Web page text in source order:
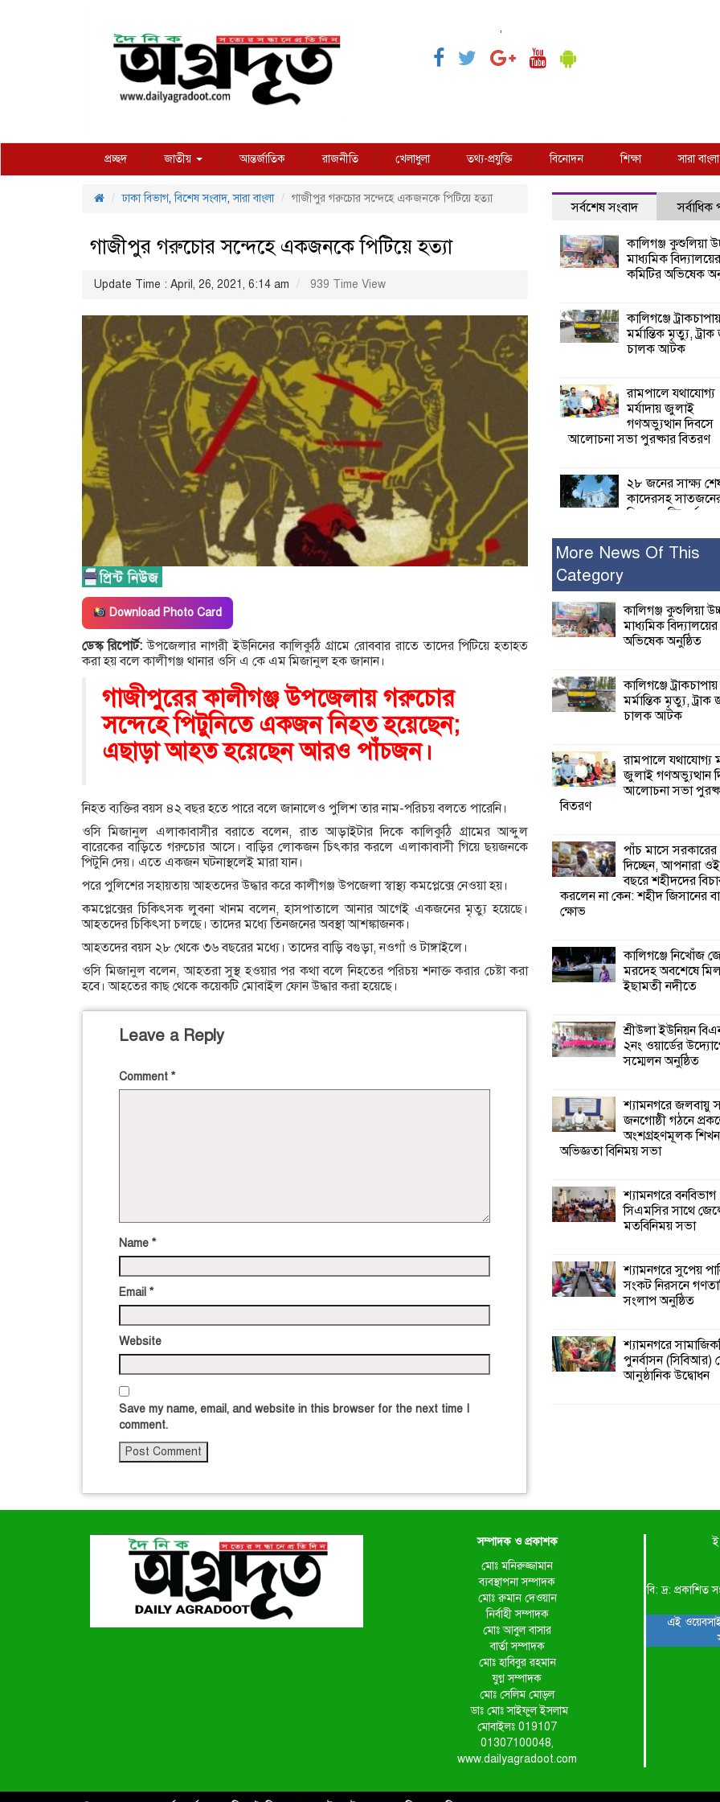
,
প্রচ্ছদ জাতীয় আন্তর্জাতিক রাজনীতি খেলাধুলা তথ্য-প্রযুক্তি বিনোদন শিক্ষা সারা বাংলা
ঢাকা বিভাগ,বিশেষ সংবাদ,সারা বাংলা গাজীপুর গরুচোর সন্দেহে একজনকে পিটিয়ে হত্যা
গাজীপুর গরুচোর সন্দেহে একজনকে পিটিয়ে হত্যা
Update Time : April, 26, 2021, 6:14 am 939 Time View
Download Photo Card
ডেস্ক রিপোর্ট: উপজেলার নাগরী ইউনিনের কালিকুঠি গ্রামে রোববার রাতে তাদের পিটিয়ে হতাহত
করা হয় বলে কালীগঞ্জ থানার ওসি এ কে এম মিজানুল হক জানান।
গাজীপুরের কালীগঞ্জ উপজেলায় গরুচোর
সন্দেহে পিটুনিতে একজন নিহত হয়েছেন;
এছাড়া আহত হয়েছেন আরও পাঁচজন।
নিহত ব্যক্তির বয়স ৪২ বছর হতে পারে বলে জানালেও পুলিশ তার নাম-পরিচয় বলতে পারেনি।
ওসি মিজানুল এলাকাবাসীর বরাতে বলেন, রাত আড়াইটার দিকে কালিকুঠি গ্রামের আব্দুল
বারেকের বাড়িতে গরুচোর আসে। বাড়ির লোকজন চিৎকার করলে এলাকাবাসী গিয়ে ছয়জনকে
পিটুনি দেয়। এতে একজন ঘটনাস্থলেই মারা যান।
পরে পুলিশের সহায়তায় আহতদের উদ্ধার করে কালীগঞ্জ উপজেলা স্বাস্থ্য কমপ্লেক্সে নেওয়া হয়।
কমপ্লেক্সের চিকিৎসক লুবনা খানম বলেন, হাসপাতালে আনার আগেই একজনের মৃত্যু হয়েছে।
আহতদের চিকিৎসা চলছে। তাদের মধ্যে তিনজনের অবস্থা আশঙ্কাজনক।
আহতদের বয়স ২৮ থেকে ৩৬ বছরের মধ্যে। তাদের বাড়ি বগুড়া, নওগাঁ ও টাঙ্গাইলে।
ওসি মিজানুল বলেন, আহতরা সুস্থ হওয়ার পর কথা বলে নিহতের পরিচয় শনাক্ত করার চেষ্টা করা
হবে। আহতের কাছ থেকে কয়েকটি মোবাইল ফোন উদ্ধার করা হয়েছে।
Leave a Reply
Comment *
Name *
Email *
Website
Save my name, email, and website in this browser for the next time I
comment.
সর্বশেষ সংবাদ সর্বাধিক
কালিগঞ্জ কুশুলিয়া
মাধ্যমিক বিদ্যালয়ের
কমিটির অভিষেক
কালিগঞ্জে
মর্মান্তিক মৃত্যু,
চালক আটক
রামপালে যথাযোগ্য
মর্যাদায় জুলাই
গণঅভ্যুত্থান দিবসে
আলোচনা সভা পুরষ্কার বিতরণ
২৮ জনের সাক্ষ্য
কাদেরসহ
বিরুদ্ধে যুক্তিতর্ক
ক্ষতি করেছে
নুরুল হক নুর
পাঁচ মাসে সরকারের
বছরে শহীদদের
করলেন না কেন: শহীদ জিসানের
ক্ষোভ
কালিগঞ্জে নিখোঁজ
মরদেহ অবশেষে
ইছামতী নদীতে
২নং ওয়ার্ডের
কর্মী সম্মেলন
শ্যামনগরে জলবায়ু
শিখন ও অভিজ্ঞতা বিনিময় সভা
শ্যামনগরে বনবিভাগ
মতবিনিময় সভা
More News Of This
Category
কালিগঞ্জ কুশুলিয়া
মাধ্যমিক
অভিষেক অনুষ্ঠিত
কালিগঞ্জে
মর্মান্তিক মৃত্যু, ট্রাক
চালক আটক
রামপালে যথাযোগ্য
জুলাই গণঅভ্যুত্থান
আলোচনা সভা
বিতরণ
পাঁচ মাসে
দিচ্ছেন, আপনারা
বছরে শহীদদের
করলেন না কেন: শহীদ জিসানের
ক্ষোভ
কালিগঞ্জে নিখোঁজ
মরদেহ অবশেষে
ইছামতী নদীতে
শ্রীউলা ইউনিয়ন
২নং ওয়ার্ডের
সম্মেলন অনুষ্ঠিত
শ্যামনগরে জলবায়ু
জনগোষ্ঠী গঠনে
অংশগ্রহণমূলক
অভিজ্ঞতা বিনিময় সভা
শ্যামনগরে
সিএমসির সাথে
মতবিনিময় সভা
শ্যামনগরে সুপেয়
সংকট নিরসনে
সংলাপ অনুষ্ঠিত
শ্যামনগরে
পুনর্বাসন (সিবিআর)
আনুষ্ঠানিক উদ্বোধন
সম্পাদক ও প্রকাশক
মোঃ মনিরুজ্জামান
ব্যবস্থাপনা সম্পাদক
মোঃ রুমান দেওয়ান
নির্বাহী সম্পাদক
মোঃ আবুল বাসার
বার্তা সম্পাদক
মোঃ হাবিবুর রহমান
যুগ্ন সম্পাদক
মোঃ সেলিম মোড়ল
ডাঃ মোঃ সাইফুল ইসলাম
মোবাইলঃ 019107
01307100048,
www.dailyagradoot.com
বি: দ্র:
এই